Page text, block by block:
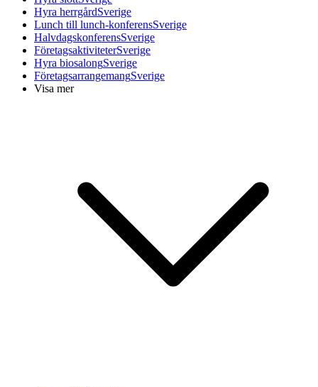
Hyra herrgårdSverige
Lunch till lunch-konferensSverige
HalvdagskonferensSverige
FöretagsaktiviteterSverige
Hyra biosalongSverige
FöretagsarrangemangSverige
Visa mer